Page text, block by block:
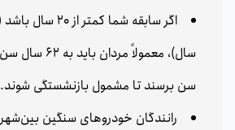
سن برسند تا مشمول بازنشستگی شوند.